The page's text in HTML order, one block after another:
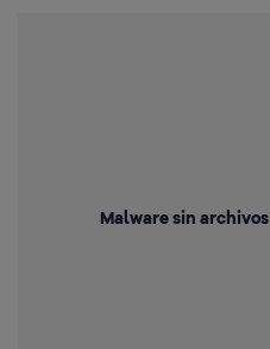
Malware sin archivos